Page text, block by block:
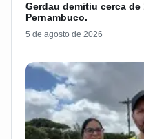
Gerdau demitiu cerca
Pernambuco.
5 de agosto de 2026